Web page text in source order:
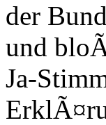
der
und
Ja-